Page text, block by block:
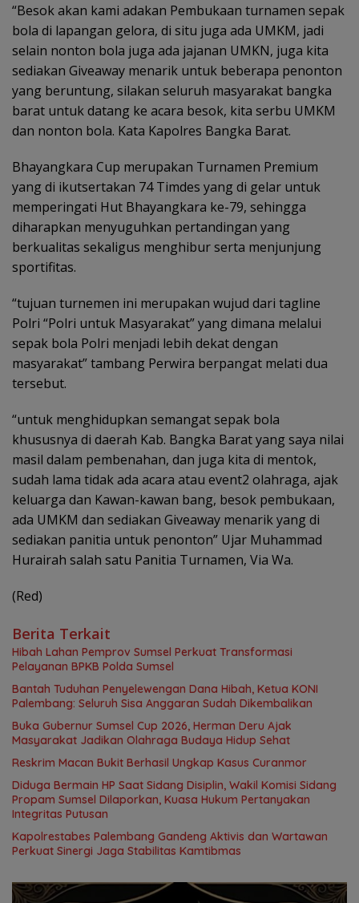
“Besok akan kami adakan Pembukaan turnamen sepak
bola di lapangan gelora, di situ juga ada UMKM, jadi
selain nonton bola juga ada jajanan UMKN, juga kita
sediakan Giveaway menarik untuk beberapa penonton
yang beruntung, silakan seluruh masyarakat bangka
barat untuk datang ke acara besok, kita serbu UMKM
dan nonton bola. Kata Kapolres Bangka Barat.
Bhayangkara Cup merupakan Turnamen Premium
yang di ikutsertakan 74 Timdes yang di gelar untuk
memperingati Hut Bhayangkara ke-79, sehingga
diharapkan menyuguhkan pertandingan yang
berkualitas sekaligus menghibur serta menjunjung
sportifitas.
“tujuan turnemen ini merupakan wujud dari tagline
Polri “Polri untuk Masyarakat” yang dimana melalui
sepak bola Polri menjadi lebih dekat dengan
masyarakat” tambang Perwira berpangat melati dua
tersebut.
“untuk menghidupkan semangat sepak bola
khususnya di daerah Kab. Bangka Barat yang saya nilai
masil dalam pembenahan, dan juga kita di mentok,
sudah lama tidak ada acara atau event2 olahraga, ajak
keluarga dan Kawan-kawan bang, besok pembukaan,
ada UMKM dan sediakan Giveaway menarik yang di
sediakan panitia untuk penonton” Ujar Muhammad
Hurairah salah satu Panitia Turnamen, Via Wa.
(Red)
Berita Terkait
Hibah Lahan Pemprov Sumsel Perkuat Transformasi
Pelayanan BPKB Polda Sumsel
Bantah Tuduhan Penyelewengan Dana Hibah, Ketua KONI
Palembang: Seluruh Sisa Anggaran Sudah Dikembalikan
Buka Gubernur Sumsel Cup 2026, Herman Deru Ajak
Masyarakat Jadikan Olahraga Budaya Hidup Sehat
Reskrim Macan Bukit Berhasil Ungkap Kasus Curanmor
Diduga Bermain HP Saat Sidang Disiplin, Wakil Komisi Sidang
Propam Sumsel Dilaporkan, Kuasa Hukum Pertanyakan
Integritas Putusan
Kapolrestabes Palembang Gandeng Aktivis dan Wartawan
Perkuat Sinergi Jaga Stabilitas Kamtibmas